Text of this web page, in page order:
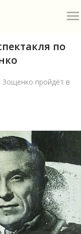
П
Р
по
Зощенко пройдёт в